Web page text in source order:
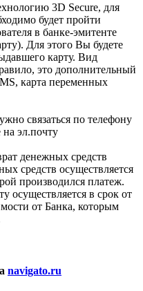
3D Secure, для
будет пройти
в банке-эмитенте
Для этого Вы будете
карту. Вид
это дополнительный
карта переменных
связаться по телефону
на эл.почту
денежных средств
средств осуществляется
производился платеж.
осуществляется в срок от
от Банка, которым
navigato.ru